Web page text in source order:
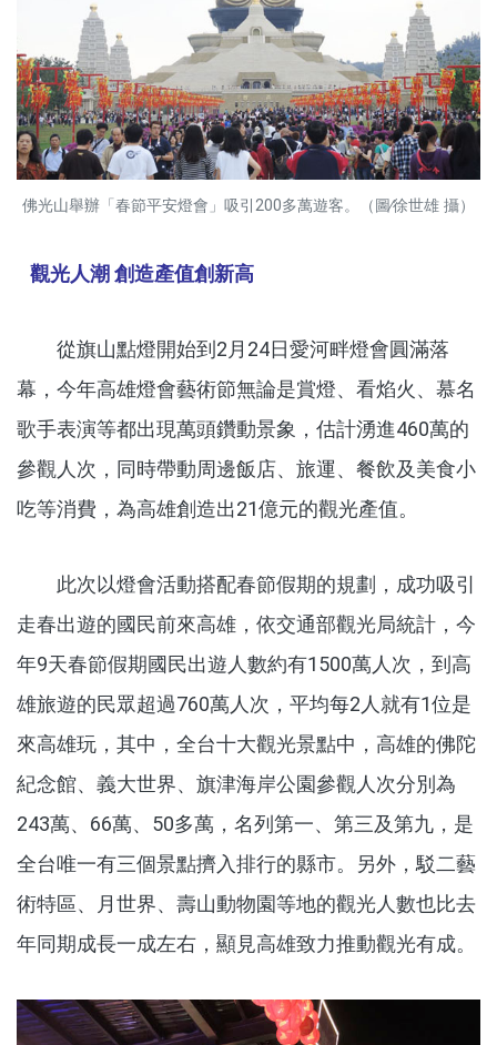
佛光山舉辦「春節平安燈會」吸引200多萬遊客。（圖∕徐世雄 攝）
觀光人潮 創造產值創新高
從旗山點燈開始到2月24日愛河畔燈會圓滿落
幕，今年高雄燈會藝術節無論是賞燈、看焰火、慕名
歌手表演等都出現萬頭鑽動景象，估計湧進460萬的
參觀人次，同時帶動周邊飯店、旅運、餐飲及美食小
吃等消費，為高雄創造出21億元的觀光產值。
此次以燈會活動搭配春節假期的規劃，成功吸引
走春出遊的國民前來高雄，依交通部觀光局統計，今
年9天春節假期國民出遊人數約有1500萬人次，到高
雄旅遊的民眾超過760萬人次，平均每2人就有1位是
來高雄玩，其中，全台十大觀光景點中，高雄的佛陀
紀念館、義大世界、旗津海岸公園參觀人次分別為
243萬、66萬、50多萬，名列第一、第三及第九，是
全台唯一有三個景點擠入排行的縣市。另外，駁二藝
術特區、月世界、壽山動物園等地的觀光人數也比去
年同期成長一成左右，顯見高雄致力推動觀光有成。